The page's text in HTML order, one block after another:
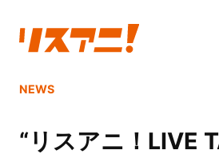
NEWS
“リスアニ！LIVE